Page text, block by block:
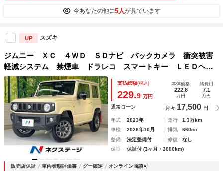
今あなたの他に5人が見ています
UP スズキ
ジムニー ＸＣ ４ＷＤ ＳＤナビ バックカメラ 衝突被害
軽減システム 禁煙車 ドラレコ スマートキー ＬＥＤヘッ
ド ビルトインＥＴＣ クルコン 純正１６インチアルミ オ
ートハイビーム 車線逸脱警報 オートライト
支払総額(税込)
229.9 万円
本体価格
222.8
万円
諸費用
7.1
万円
通常ローン 月々 17,500 円
年式 2023年 走行
1.3万km
車検
2026年10月 排気
660cc
整備
法定整備付 修復
なし
保証
保証付 (3ヶ月・3000km)
販売店保証 車両状態評価書 グー鑑定 オンライン商談可